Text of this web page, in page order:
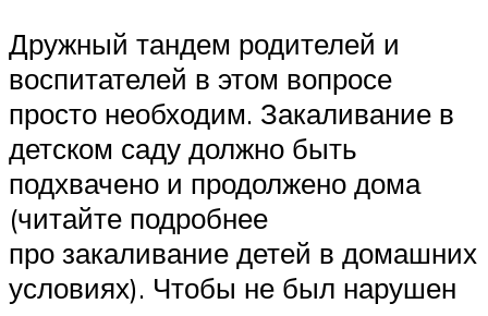
Дружный тандем родителей и
воспитателей в этом вопросе
просто необходим. Закаливание в
детском саду должно быть
подхвачено и продолжено дома
(читайте подробнее
про закаливание детей в домашних
условиях). Чтобы не был нарушен